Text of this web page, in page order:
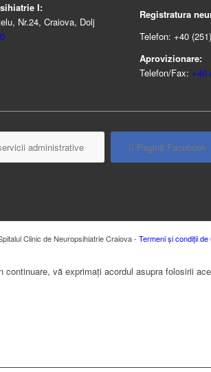
I:
Nr.24, Craiova, Dolj
Registratura
Telefon: +40
Aprovizionare:
Telefon/Fax: +40
administrative Pagină Facebook
Clinic de Neuropsihiatrie Craiova - Termeni și condiții
vă exprimați acordul asupra folosirii